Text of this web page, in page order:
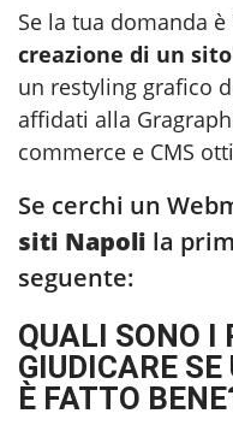
Se la tua domanda è
creazione di un
un restyling grafico
affidati alla
commerce e CMS
Se cerchi un
siti Napoli la
seguente:
QUALI SONO I
GIUDICARE SE
È FATTO